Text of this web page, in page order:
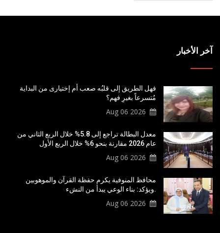
آخر الأخبار
فهل الطريق إلى قلبُه صعب أم إختيارى من البداية
مُتسرعاً بغيرِ فهم؟
2026 Aug 06
معدل البطالة تراجع إلى 5.8% خلال الربع الثاني من
عام 2026 مقارنة بنحو 6% خلال الربع الأول
2026 Aug 06
محافظ المنوفية يكرم حفظة القرآن والموهوبين
.ويؤكد: بناء الوعي يبدأ من النشء
2026 Aug 06